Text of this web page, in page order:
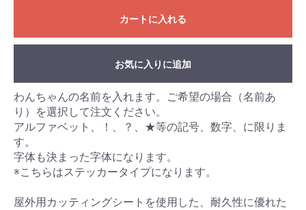
カートに入れる
お気に入りに追加
わんちゃんの名前を入れます。ご希望の場合（名前あ
り）を選択して注文ください。
アルファベット、！、？、★等の記号、数字、に限りま
す。
字体も決まった字体になります。
※こちらはステッカータイプになります。
屋外用カッティングシートを使用した、耐久性に優れた